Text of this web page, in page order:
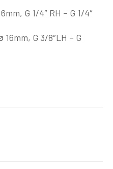
G 1/4″ RH – G 1/4″
16mm, G 3/8″LH – G